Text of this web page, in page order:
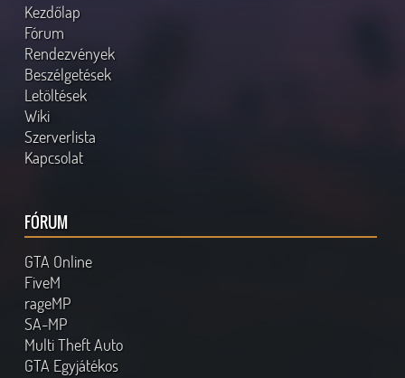
Kezdőlap
Fórum
Rendezvények
Beszélgetések
Letöltések
Wiki
Szerverlista
Kapcsolat
FÓRUM
GTA Online
FiveM
rageMP
SA-MP
Multi Theft Auto
GTA Egyjátékos